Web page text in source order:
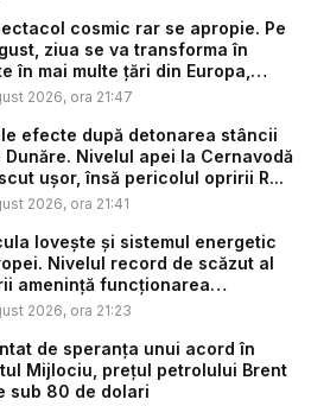
cosmic rar se apropie. Pe
ziua se va transforma în
în mai multe țări din Europa,
2026, ora 21:47
efecte după detonarea stâncii
Dunăre. Nivelul apei la Cernavodă
ușor, însă pericolul opririi R...
2026, ora 21:41
lovește și sistemul energetic
Nivelul record de scăzut al
amenință funcționarea
2026, ora 21:23
de speranța unui acord în
Mijlociu, prețul petrolului Brent
sub 80 de dolari